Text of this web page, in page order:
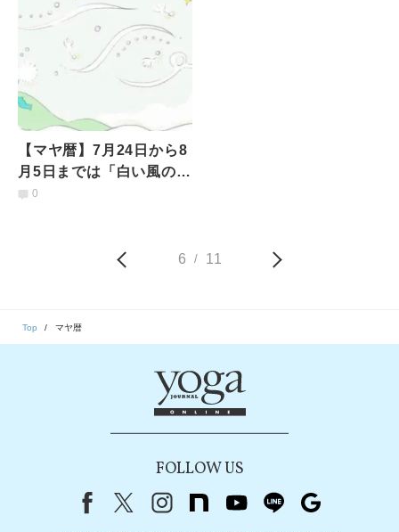
【マヤ暦】7月24日から8
月5日までは「白い風の
13日間」どんなことを意
0
6 / 11
Top マヤ暦
FOLLOW US
FacebookX（旧Twitter）
instagram
note youtubeline